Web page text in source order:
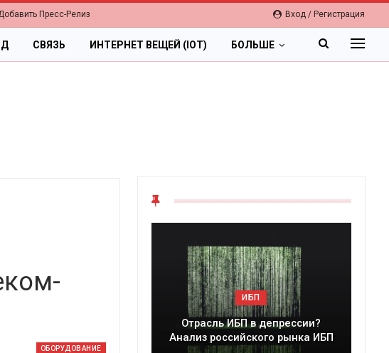
Вход / Регистрация
Пресс-Релиз
СВЯЗЬ ИНТЕРНЕТ ВЕЩЕЙ (IOT) БОЛЬШЕ
ОБОРУДОВАНИЕ
ИБП
Отрасль ИБП в депрессии?
Анализ российского рынка ИБП